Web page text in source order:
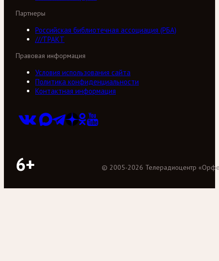
Партнеры
Российская библиотечная ассоциация (РБА)
///ТРАКТ
Правовая информация
Условия использования сайта
Политика конфиденциальности
Контактная информация
6+ © 2005-2026 Телерадиоцентр